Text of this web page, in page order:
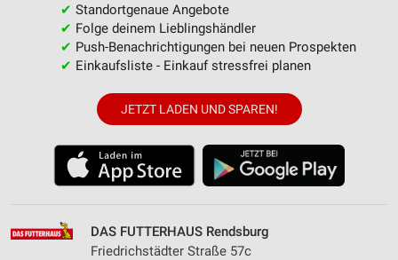
✔ Standortgenaue Angebote
✔ Folge deinem Lieblingshändler
✔ Push-Benachrichtigungen bei neuen Prospekten
✔ Einkaufsliste - Einkauf stressfrei planen
JETZT LADEN UND SPAREN!
DAS FUTTERHAUS Rendsburg
Friedrichstädter Straße 57c